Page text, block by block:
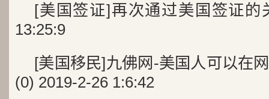
[美国签证]再次通过美国签证的
13:25:9
[美国移民]九佛网-美国人可以在
(0) 2019-2-26 1:6:42